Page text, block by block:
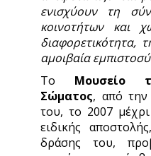
ενισχύουν τη
κοινοτήτων και
διαφορετικότητα,
αμοιβαία
Το Μουσείο
Σώματος, από την
του, το 2007
ειδικής
δράσης του,